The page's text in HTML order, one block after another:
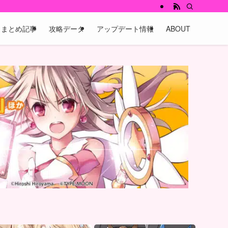
まとめ記事 攻略データ アップデート情報 ABOUT